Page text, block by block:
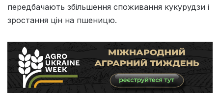
передбачають збільшення споживання кукурудзи і
зростання цін на пшеницю.